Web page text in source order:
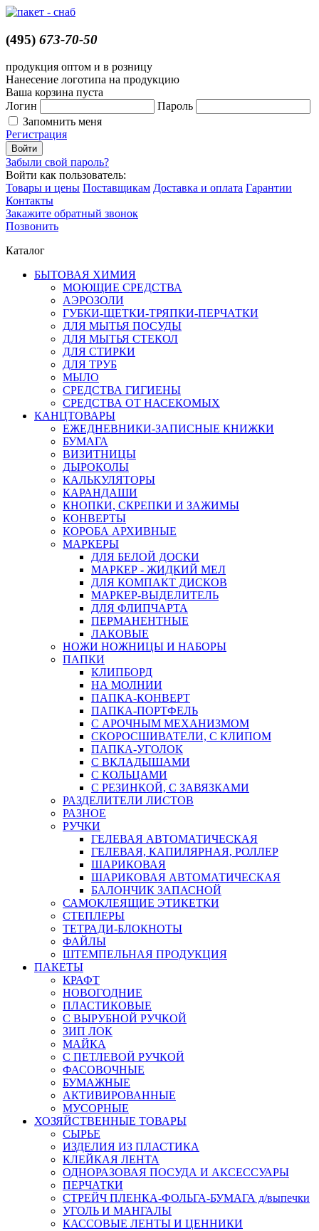
(495) 673-70-50
продукция оптом и в розницу
Нанесение логотипа на продукцию
Ваша корзина пуста
Логин
Пароль
Запомнить меня
Регистрация
Забыли свой пароль?
Войти как пользователь:
Товары и цены Поставщикам Доставка и оплата Гарантии
Контакты
Закажите обратный звонок
Позвонить
Каталог
БЫТОВАЯ ХИМИЯ
МОЮЩИЕ СРЕДСТВА
АЭРОЗОЛИ
ГУБКИ-ЩЕТКИ-ТРЯПКИ-ПЕРЧАТКИ
ДЛЯ МЫТЬЯ ПОСУДЫ
ДЛЯ МЫТЬЯ СТЕКОЛ
ДЛЯ СТИРКИ
ДЛЯ ТРУБ
МЫЛО
СРЕДСТВА ГИГИЕНЫ
СРЕДСТВА ОТ НАСЕКОМЫХ
КАНЦТОВАРЫ
ЕЖЕДНЕВНИКИ-ЗАПИСНЫЕ КНИЖКИ
БУМАГА
ВИЗИТНИЦЫ
ДЫРОКОЛЫ
КАЛЬКУЛЯТОРЫ
КАРАНДАШИ
КНОПКИ, СКРЕПКИ И ЗАЖИМЫ
КОНВЕРТЫ
КОРОБА АРХИВНЫЕ
МАРКЕРЫ
ДЛЯ БЕЛОЙ ДОСКИ
МАРКЕР - ЖИДКИЙ МЕЛ
ДЛЯ КОМПАКТ ДИСКОВ
МАРКЕР-ВЫДЕЛИТЕЛЬ
ДЛЯ ФЛИПЧАРТА
ПЕРМАНЕНТНЫЕ
ЛАКОВЫЕ
НОЖИ НОЖНИЦЫ И НАБОРЫ
ПАПКИ
КЛИПБОРД
НА МОЛНИИ
ПАПКА-КОНВЕРТ
ПАПКА-ПОРТФЕЛЬ
С АРОЧНЫМ МЕХАНИЗМОМ
СКОРОСШИВАТЕЛИ, С КЛИПОМ
ПАПКА-УГОЛОК
С ВКЛАДЫШАМИ
С КОЛЬЦАМИ
С РЕЗИНКОЙ, С ЗАВЯЗКАМИ
РАЗДЕЛИТЕЛИ ЛИСТОВ
РАЗНОЕ
РУЧКИ
ГЕЛЕВАЯ АВТОМАТИЧЕСКАЯ
ГЕЛЕВАЯ, КАПИЛЯРНАЯ, РОЛЛЕР
ШАРИКОВАЯ
ШАРИКОВАЯ АВТОМАТИЧЕСКАЯ
БАЛОНЧИК ЗАПАСНОЙ
САМОКЛЕЯЩИЕ ЭТИКЕТКИ
СТЕПЛЕРЫ
ТЕТРАДИ-БЛОКНОТЫ
ФАЙЛЫ
ШТЕМПЕЛЬНАЯ ПРОДУКЦИЯ
ПАКЕТЫ
КРАФТ
НОВОГОДНИЕ
ПЛАСТИКОВЫЕ
С ВЫРУБНОЙ РУЧКОЙ
ЗИП ЛОК
МАЙКА
С ПЕТЛЕВОЙ РУЧКОЙ
ФАСОВОЧНЫЕ
БУМАЖНЫЕ
АКТИВИРОВАННЫЕ
МУСОРНЫЕ
ХОЗЯЙСТВЕННЫЕ ТОВАРЫ
СЫРЬЕ
ИЗДЕЛИЯ ИЗ ПЛАСТИКА
КЛЕЙКАЯ ЛЕНТА
ОДНОРАЗОВАЯ ПОСУДА И АКСЕССУАРЫ
ПЕРЧАТКИ
СТРЕЙЧ ПЛЕНКА-ФОЛЬГА-БУМАГА д/выпечки
УГОЛЬ И МАНГАЛЫ
КАССОВЫЕ ЛЕНТЫ И ЦЕННИКИ